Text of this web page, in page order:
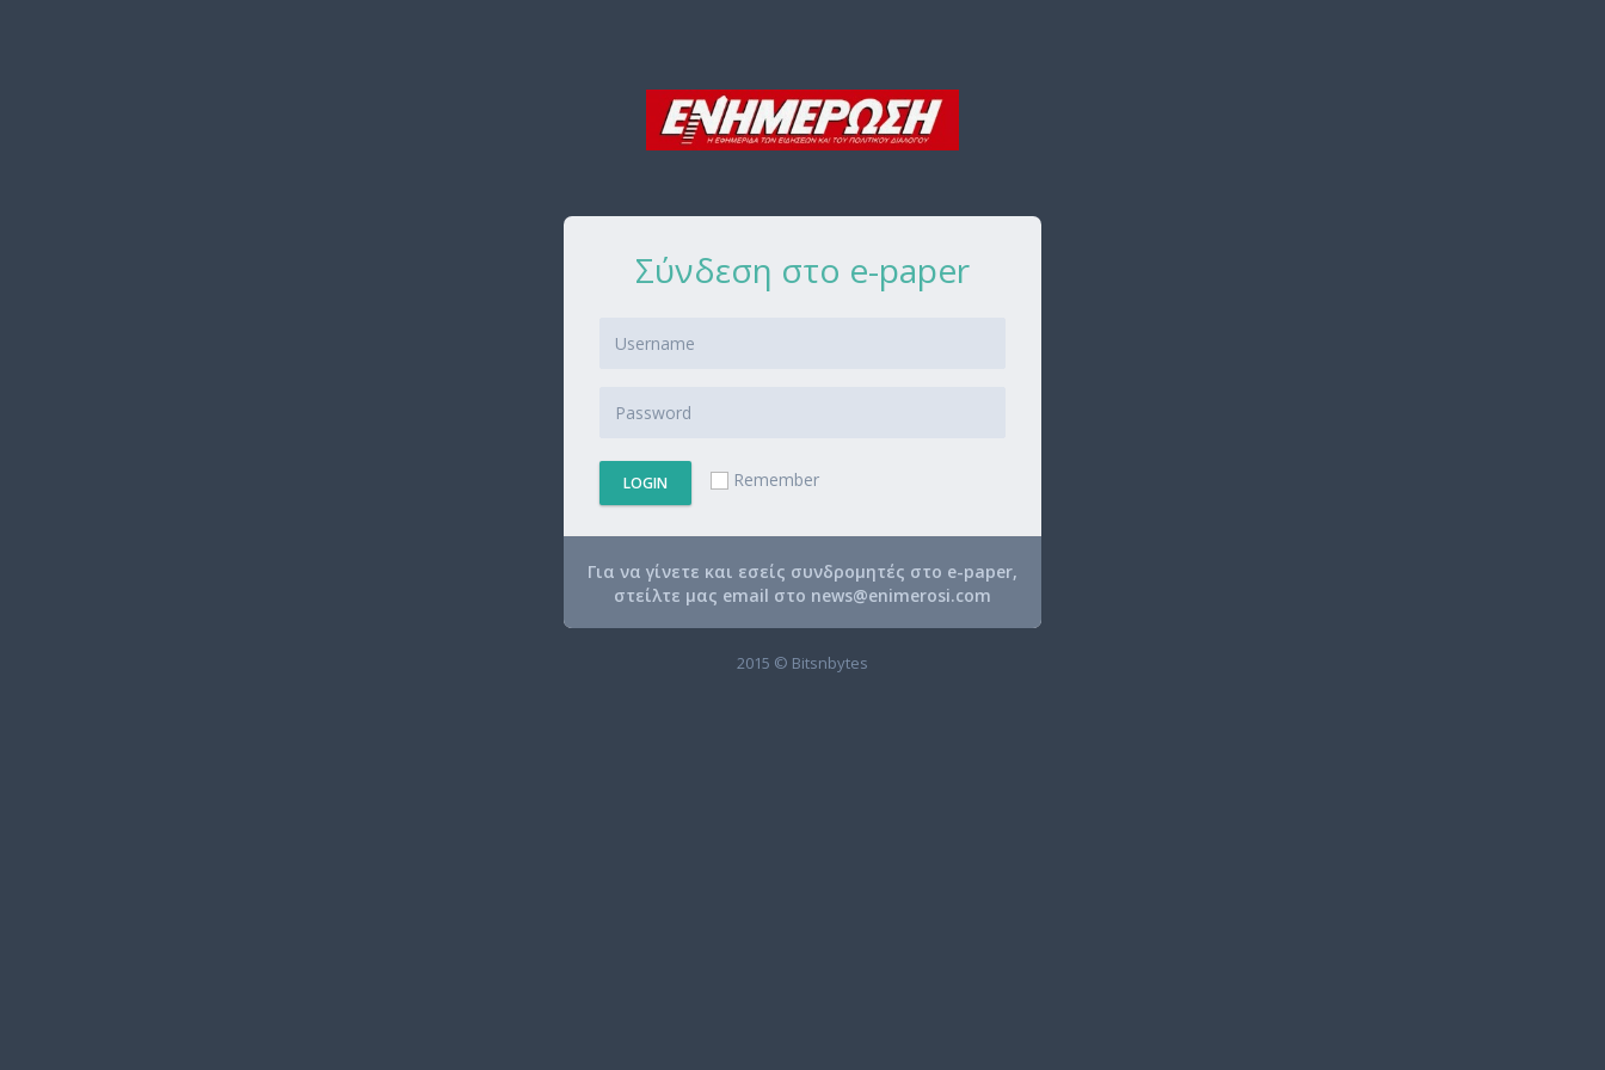
Σύνδεση στο e-paper
LOGIN Remember
Για να γίνετε και εσείς συνδρομητές στο e-paper,
στείλτε μας email στο news@enimerosi.com
2015 © Bitsnbytes